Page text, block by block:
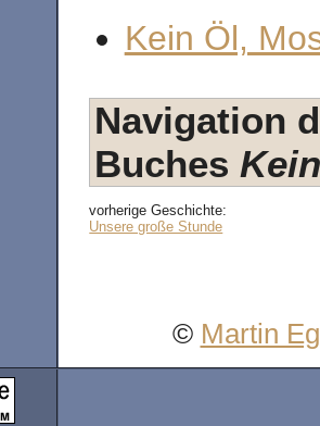
Kein Öl,
Navigation
Buches
vorherige Geschichte:
Unsere große Stunde
© Martin